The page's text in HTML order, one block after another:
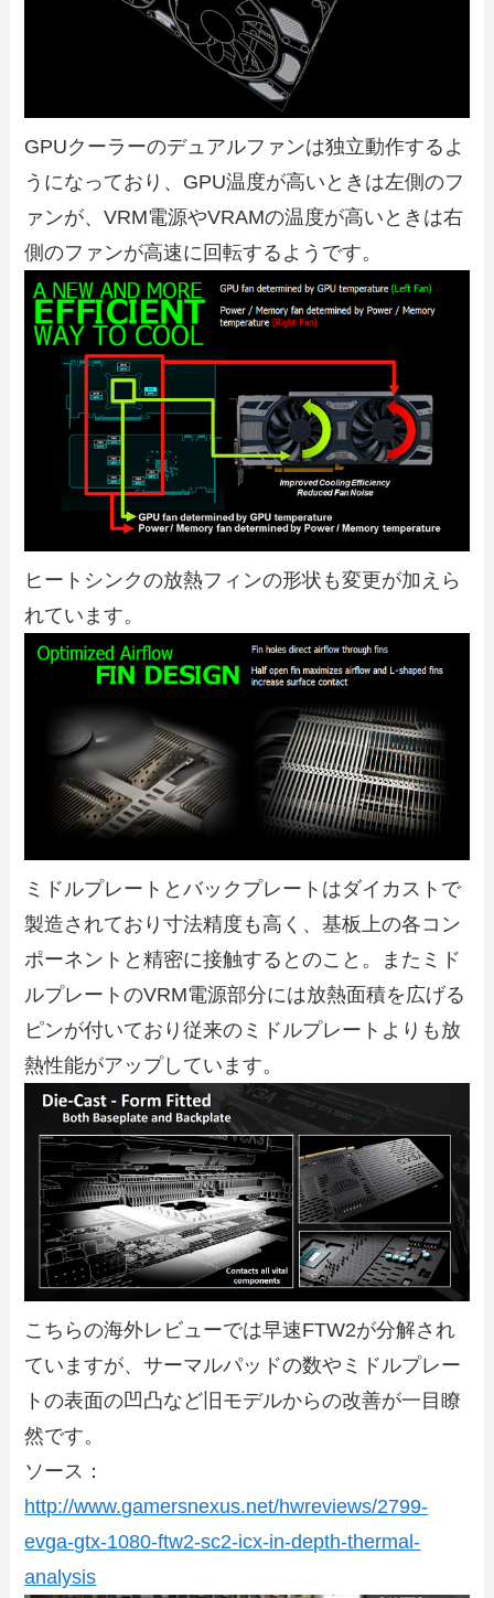
GPUクーラーのデュアルファンは独立動作するよ
うになっており、GPU温度が高いときは左側のフ
ァンが、VRM電源やVRAMの温度が高いときは右
側のファンが高速に回転するようです。
ヒートシンクの放熱フィンの形状も変更が加えら
れています。
ミドルプレートとバックプレートはダイカストで
製造されており寸法精度も高く、基板上の各コン
ポーネントと精密に接触するとのこと。またミド
ルプレートのVRM電源部分には放熱面積を広げる
ピンが付いており従来のミドルプレートよりも放
熱性能がアップしています。
こちらの海外レビューでは早速FTW2が分解され
ていますが、サーマルパッドの数やミドルプレー
トの表面の凹凸など旧モデルからの改善が一目瞭
然です。
ソース：
http://www.gamersnexus.net/hwreviews/2799-
evga-gtx-1080-ftw2-sc2-icx-in-depth-thermal-
analysis